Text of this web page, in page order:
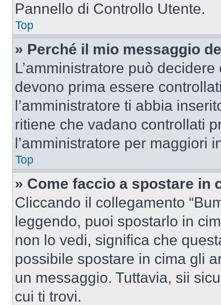
Pannello di Controllo Utente.
Top
» Perché il mio messaggio
L’amministratore può
devono prima essere
l’amministratore ti abbia
ritiene che vadano controllati
l’amministratore per maggiori
Top
» Come faccio a spostare in
Cliccando il collegamento
leggendo, puoi spostarlo in
non lo vedi, significa che
possibile spostare in cima gli
un messaggio. Tuttavia, sii
cui ti trovi.